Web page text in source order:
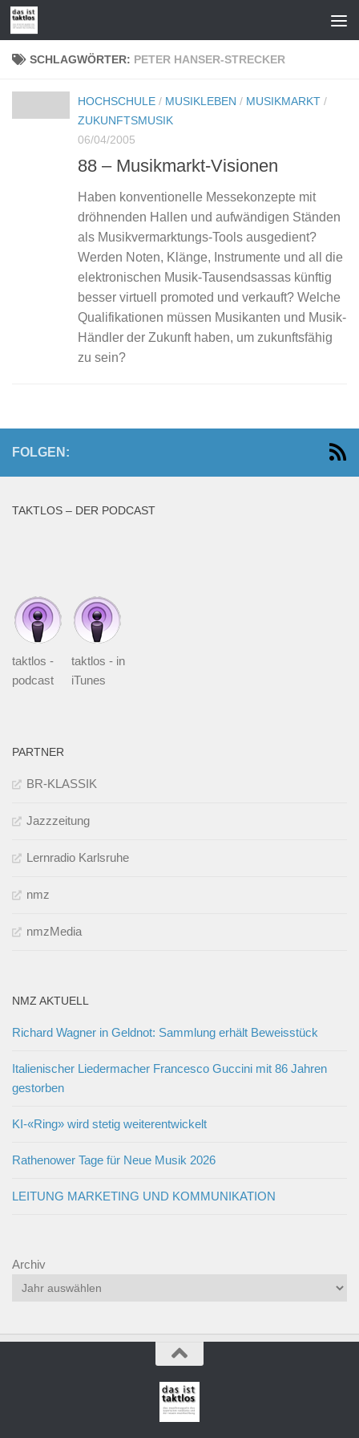
Zum Inhalt springen
SCHLAGWÖRTER: PETER HANSER-STRECKER
HOCHSCHULE / MUSIKLEBEN / MUSIKMARKT /
ZUKUNFTSMUSIK
06/04/2005
88 – Musikmarkt-Visionen
Haben konventionelle Messekonzepte mit
dröhnenden Hallen und aufwändigen Ständen
als Musikvermarktungs-Tools ausgedient?
Werden Noten, Klänge, Instrumente und all die
elektronischen Musik-Tausendsassas künftig
besser virtuell promoted und verkauft? Welche
Qualifikationen müssen Musikanten und Musik-
Händler der Zukunft haben, um zukunftsfähig
zu sein?
FOLGEN:
TAKTLOS – DER PODCAST
taktlos -
podcast
taktlos - in
iTunes
PARTNER
BR-KLASSIK
Jazzzeitung
Lernradio Karlsruhe
nmz
nmzMedia
NMZ AKTUELL
Richard Wagner in Geldnot: Sammlung erhält Beweisstück
Italienischer Liedermacher Francesco Guccini mit 86 Jahren
gestorben
KI-«Ring» wird stetig weiterentwickelt
Rathenower Tage für Neue Musik 2026
LEITUNG MARKETING UND KOMMUNIKATION
Archiv